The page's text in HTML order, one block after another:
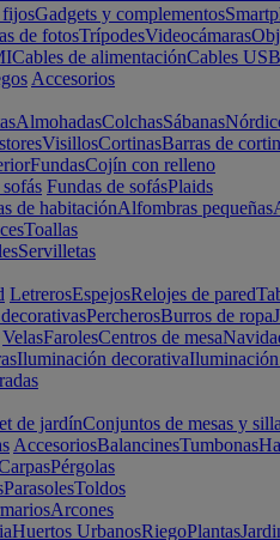
fijosGadgets y complementos
de fotosTrípodesVideocámaras
Cables de alimentaciónCables USB
Accesorios
AlmohadasColchasSábanas
VisillosCortinasBarras de
FundasCojín con relleno
Fundas de sofásPlaids
de habitaciónAlfombras pequeñas
Toallas
Servilletas
LetrerosEspejosRelojes de pared
PercherosBurros de ropa
VelasFarolesCentros de mesa
Iluminación decorativa
de jardínConjuntos de mesas y
AccesoriosBalancinesTumbonas
Pérgolas
ParasolesToldos
Arcones
Huertos UrbanosRiegoPlantas